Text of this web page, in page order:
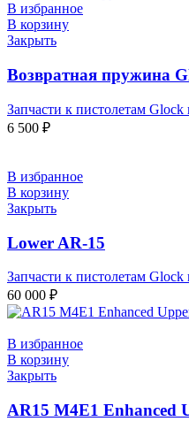
В избранное
В корзину
Закрыть
Возвратная пружина
Запчасти к пистолетам
6 500 ₽
В избранное
В корзину
Закрыть
Lower AR-15
Запчасти к пистолетам
60 000 ₽
В избранное
В корзину
Закрыть
AR15 M4E1 Enhanced